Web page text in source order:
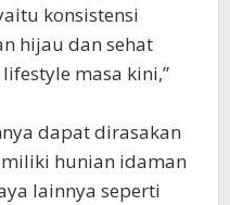
konsistensi
hijau dan sehat
masa kini,”
dapat dirasakan
hunian idaman
lainnya seperti